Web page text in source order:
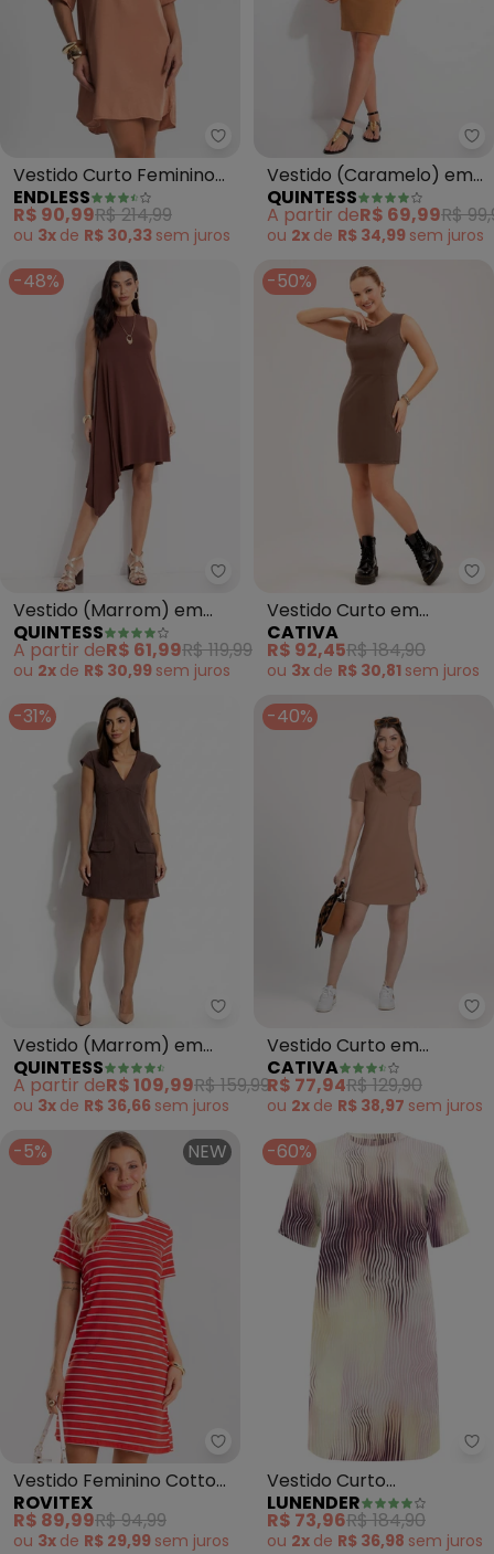
Endless - Vestido Curto
Vestido Curto Feminino
(Marrom)
ENDLESS
R$ 90,99R$ 214,99
ou 3x de R$ 30,33 sem juros
Vestido (Caramelo) em
Malha Tweed
QUINTESS
A partir deR$ 69,99R$
ou 2x de R$ 34,99 sem juros
-48%
Quintess - Vestido (Marrom)
Vestido (Marrom) em
Malha de Viscose
QUINTESS
A partir deR$ 61,99R$ 119,99
ou 2x de R$ 30,99 sem juros
-50%
Vestido Curto em
Moletom (Marrom
Escuro)
CATIVA
R$ 92,45R$ 184,90
ou 3x de R$ 30,81 sem juros
-31%
Quintess - Vestido (Marrom)
Vestido (Marrom) em
Malha Suede
QUINTESS
A partir deR$ 109,99R$ 159,99
ou 3x de R$ 36,66 sem juros
-40%
Vestido Curto em
Algodão (Marrom Claro)
CATIVA
R$ 77,94R$ 129,90
ou 2x de R$ 38,97 sem juros
-5% NEW
Rovitex - Vestido Feminino
Vestido Feminino Cotton
Listrado (Vermelho)
ROVITEX
R$ 89,99R$ 94,99
ou 3x de R$ 29,99 sem juros
-60%
Vestido Curto
Estampado Bolsos em
Malha (Roxo)
LUNENDER
R$ 73,96R$ 184,90
ou 2x de R$ 36,98 sem juros